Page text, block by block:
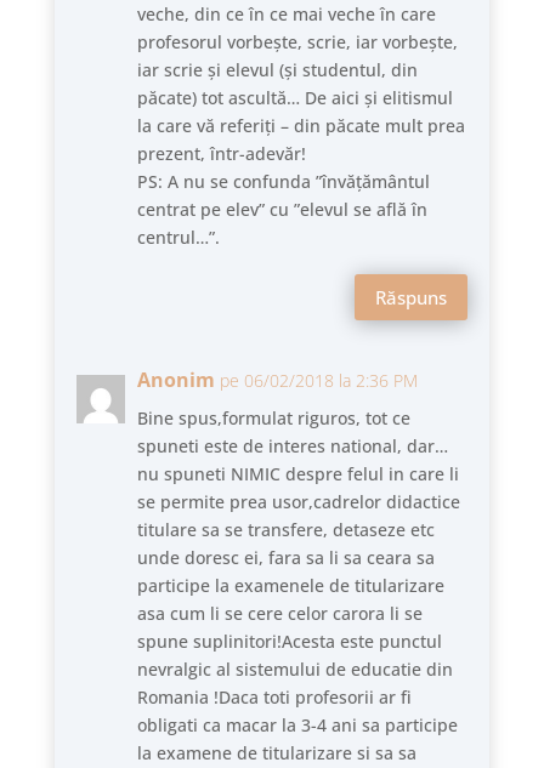
veche, din ce în ce mai veche în care
profesorul vorbește, scrie, iar vorbește,
iar scrie și elevul (și studentul, din
păcate) tot ascultă… De aici și elitismul
la care vă referiți – din păcate mult prea
prezent, într-adevăr!
PS: A nu se confunda ”învățământul
centrat pe elev” cu ”elevul se află în
centrul…”.
Răspuns
Anonim pe 06/02/2018 la 2:36 PM
Bine spus,formulat riguros, tot ce
spuneti este de interes national, dar…
nu spuneti NIMIC despre felul in care li
se permite prea usor,cadrelor didactice
titulare sa se transfere, detaseze etc
unde doresc ei, fara sa li sa ceara sa
participe la examenele de titularizare
asa cum li se cere celor carora li se
spune suplinitori!Acesta este punctul
nevralgic al sistemului de educatie din
Romania !Daca toti profesorii ar fi
obligati ca macar la 3-4 ani sa participe
la examene de titularizare si sa sa